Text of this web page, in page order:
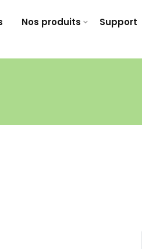
Nos produits Support